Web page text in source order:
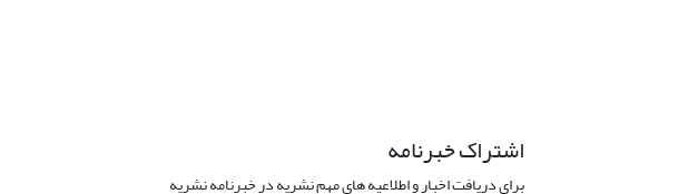
اشتراک خبرنامه
برای دریافت اخبار و اطلاعیه های مهم نشریه در خبرنامه نشریه